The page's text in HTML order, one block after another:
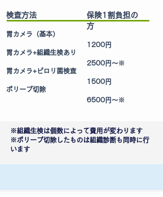
保険1割負担の
方
1200円
2500円～※
1500円
6500円～※
検査方法
胃カメラ（基本）
胃カメラ+組織生検あり
胃カメラ+ピロリ菌検査
ポリープ切除
※組織生検は個数によって費用が変わります
※ポリープ切除したものは組織診断も同時に行
います